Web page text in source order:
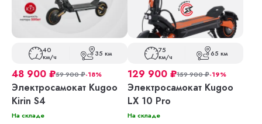
40
км/ч 35 км
48 900 ₽59 900₽-18%
Электросамокат Kugoo
Kirin S4
На складе
75
км/ч 65 км
129 900 ₽159 900₽-19%
Электросамокат Kugoo
LX 10 Pro
На складе